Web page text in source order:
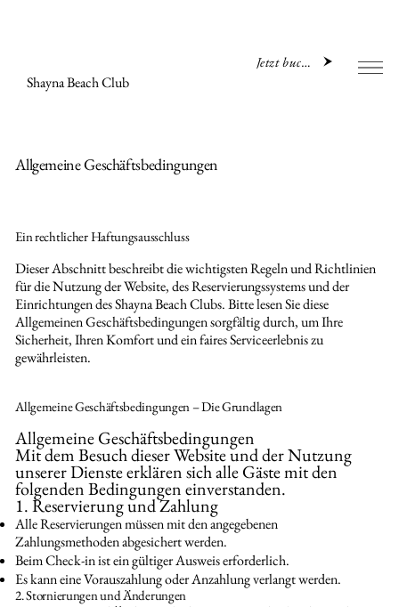
Shayna Beach Club
Jetzt buchen
Allgemeine Geschäftsbedingungen
Ein rechtlicher Haftungsausschluss
Dieser Abschnitt beschreibt die wichtigsten Regeln und Richtlinien
für die Nutzung der Website, des Reservierungssystems und der
Einrichtungen des Shayna Beach Clubs. Bitte lesen Sie diese
Allgemeinen Geschäftsbedingungen sorgfältig durch, um Ihre
Sicherheit, Ihren Komfort und ein faires Serviceerlebnis zu
gewährleisten.
Allgemeine Geschäftsbedingungen – Die Grundlagen
Allgemeine Geschäftsbedingungen
Mit dem Besuch dieser Website und der Nutzung
unserer Dienste erklären sich alle Gäste mit den
folgenden Bedingungen einverstanden.
1. Reservierung und Zahlung
Alle Reservierungen müssen mit den angegebenen
Zahlungsmethoden abgesichert werden.
Beim Check-in ist ein gültiger Ausweis erforderlich.
Es kann eine Vorauszahlung oder Anzahlung verlangt werden.
2. Stornierungen und Änderungen